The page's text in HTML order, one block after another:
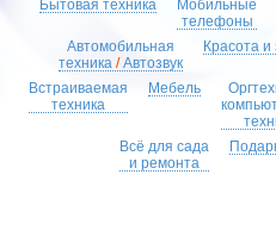
телефоны
Автомобильная
техника /Автозвук
Красота и
Встраиваемая
техника
Мебель
Всё для сада
и ремонта